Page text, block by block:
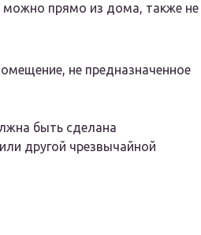
можно прямо из дома, также не
не предназначенное
быть сделана
другой чрезвычайной